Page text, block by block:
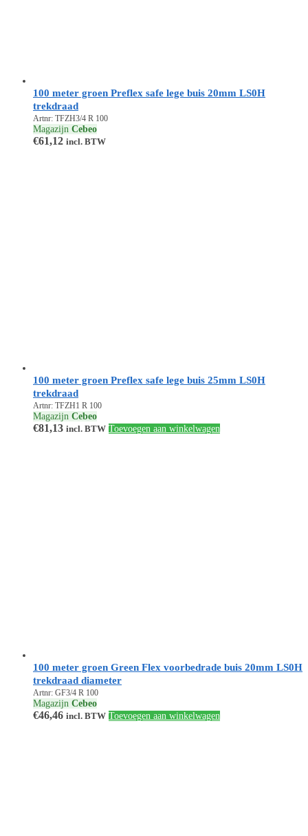
100 meter groen Preflex safe lege buis 20mm LS0H
trekdraad
Artnr: TFZH3/4 R 100
Magazijn Cebeo
€61,12 incl. BTW
100 meter groen Preflex safe lege buis 25mm LS0H
trekdraad
Artnr: TFZH1 R 100
Magazijn Cebeo
€81,13 incl. BTW Toevoegen aan winkelwagen
100 meter groen Green Flex voorbedrade buis 20mm LS0H
trekdraad diameter
Artnr: GF3/4 R 100
Magazijn Cebeo
€46,46 incl. BTW Toevoegen aan winkelwagen